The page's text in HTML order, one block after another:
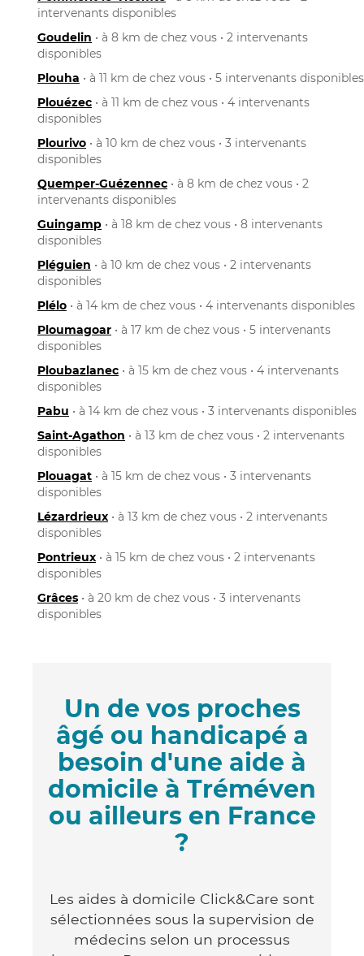
intervenants disponibles
Goudelin • à 8 km de chez vous • 2 intervenants
disponibles
Plouha • à 11 km de chez vous • 5 intervenants disponibles
Plouézec • à 11 km de chez vous • 4 intervenants
disponibles
Plourivo • à 10 km de chez vous • 3 intervenants
disponibles
Quemper-Guézennec • à 8 km de chez vous • 2
intervenants disponibles
Guingamp • à 18 km de chez vous • 8 intervenants
disponibles
Pléguien • à 10 km de chez vous • 2 intervenants
disponibles
Plélo • à 14 km de chez vous • 4 intervenants disponibles
Ploumagoar • à 17 km de chez vous • 5 intervenants
disponibles
Ploubazlanec • à 15 km de chez vous • 4 intervenants
disponibles
Pabu • à 14 km de chez vous • 3 intervenants disponibles
Saint-Agathon • à 13 km de chez vous • 2 intervenants
disponibles
Plouagat • à 15 km de chez vous • 3 intervenants
disponibles
Lézardrieux • à 13 km de chez vous • 2 intervenants
disponibles
Pontrieux • à 15 km de chez vous • 2 intervenants
disponibles
Grâces • à 20 km de chez vous • 3 intervenants
disponibles
Un de vos proches
âgé ou handicapé a
besoin d'une aide à
domicile à Tréméven
ou ailleurs en France
?
Les aides à domicile Click&Care sont
sélectionnées sous la supervision de
médecins selon un processus